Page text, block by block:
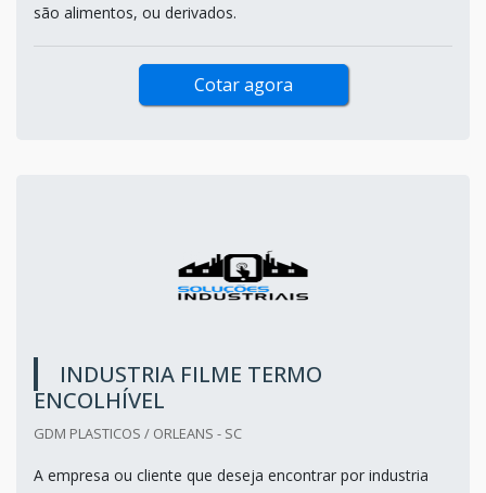
são alimentos, ou derivados.
Cotar agora
INDUSTRIA FILME TERMO
ENCOLHÍVEL
GDM PLASTICOS / ORLEANS - SC
A empresa ou cliente que deseja encontrar por industria